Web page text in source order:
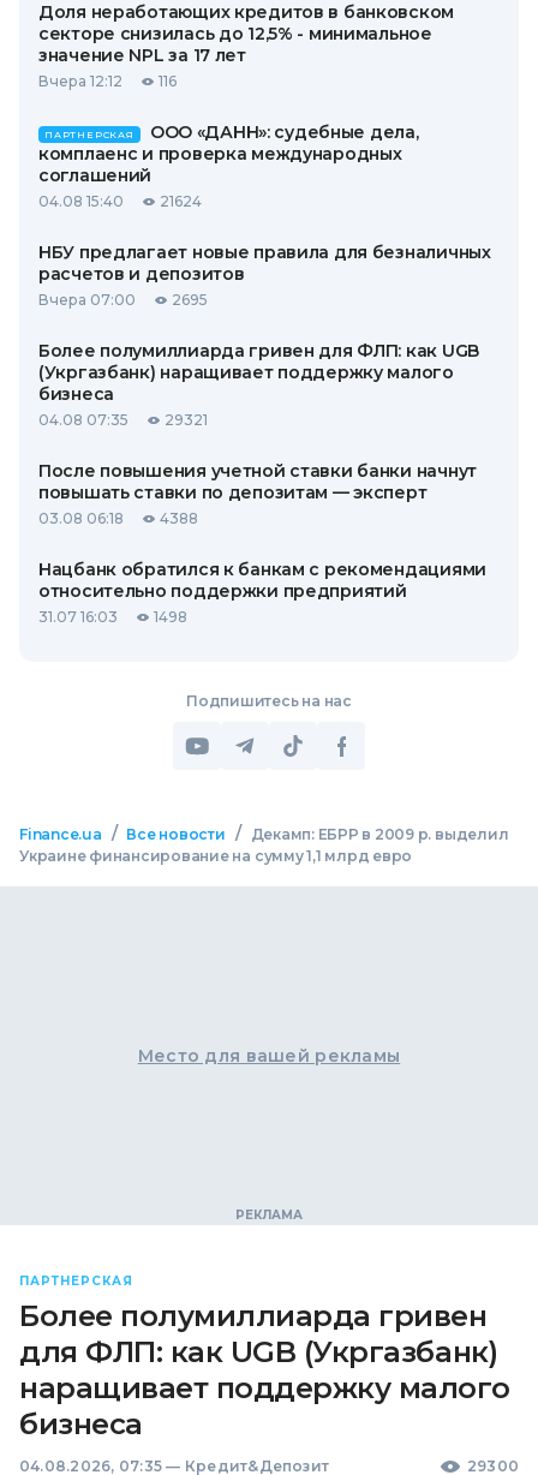
Доля неработающих кредитов в банковском
секторе снизилась до 12,5% - минимальное
значение NPL за 17 лет
Вчера 12:12 116
ПАРТНЕРСКАЯ
ООО «ДАНН»: судебные дела,
комплаенс и проверка международных
соглашений
04.08 15:40 21624
НБУ предлагает новые правила для безналичных
расчетов и депозитов
Вчера 07:00 2695
Более полумиллиарда гривен для ФЛП: как UGB
(Укргазбанк) наращивает поддержку малого
бизнеса
04.08 07:35 29321
После повышения учетной ставки банки начнут
повышать ставки по депозитам — эксперт
03.08 06:18 4388
Нацбанк обратился к банкам с рекомендациями
относительно поддержки предприятий
31.07 16:03 1498
Подпишитесь на нас
Finance.ua / Все новости /
Декамп: ЕБРР в 2009 р. выделил
Украине финансирование на сумму 1,1 млрд евро
Место для вашей рекламы
ПАРТНЕРСКАЯ
Более полумиллиарда гривен
для ФЛП: как UGB (Укргазбанк)
наращивает поддержку малого
бизнеса
04.08.2026, 07:35 — Кредит&Депозит 29300